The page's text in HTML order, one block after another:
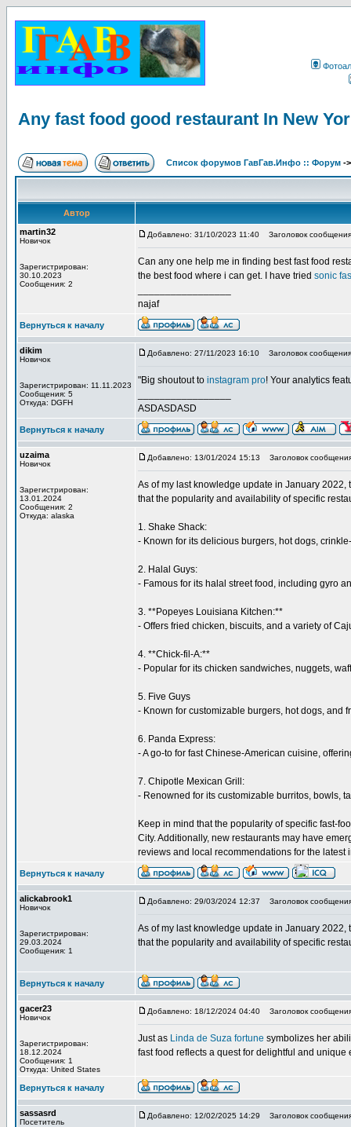
Any fast food good restaurant In New
Список форумов ГавГав.Инфо :: Форум -
Автор
martin32
Новичок
Зарегистрирован:
30.10.2023
Сообщения: 2
Добавлено: 31/10/2023 11:40 Заголовок
Can any one help me in finding best fast food
the best food where i can get. I have tried sonic
najaf
Вернуться к началу
dikim
Новичок
Зарегистрирован: 11.11.2023
Сообщения: 5
Откуда: DGFH
Добавлено: 27/11/2023 16:10 Заголовок
"Big shoutout to instagram pro! Your analytics
ASDASDASD
Вернуться к началу
uzaima
Новичок
Зарегистрирован:
13.01.2024
Сообщения: 2
Откуда: alaska
Добавлено: 13/01/2024 15:13 Заголовок
As of my last knowledge update in January
that the popularity and availability of specific
1. Shake Shack:
- Known for its delicious burgers, hot dogs,
2. Halal Guys:
- Famous for its halal street food, including gyro
3. **Popeyes Louisiana Kitchen:**
- Offers fried chicken, biscuits, and a variety of
4. **Chick-fil-A:**
- Popular for its chicken sandwiches, nuggets,
5. Five Guys
- Known for customizable burgers, hot dogs, and
6. Panda Express:
- A go-to for fast Chinese-American cuisine,
7. Chipotle Mexican Grill:
- Renowned for its customizable burritos, bowls,
Keep in mind that the popularity of specific fast-
City. Additionally, new restaurants may have
reviews and local recommendations for the latest
Вернуться к началу
alickabrook1
Новичок
Зарегистрирован:
29.03.2024
Сообщения: 1
Добавлено: 29/03/2024 12:37 Заголовок
As of my last knowledge update in January
that the popularity and availability of specific
Вернуться к началу
gacer23
Новичок
Зарегистрирован:
18.12.2024
Сообщения: 1
Откуда: United States
Добавлено: 18/12/2024 04:40 Заголовок
Just as Linda de Suza fortune symbolizes her
fast food reflects a quest for delightful and unique
Вернуться к началу
sassasrd
Посетитель
Добавлено: 12/02/2025 14:29 Заголовок